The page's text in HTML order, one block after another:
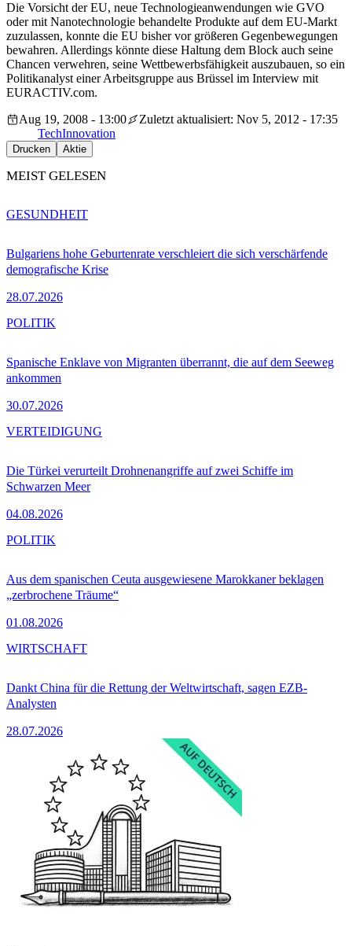
Die Vorsicht der EU, neue Technologieanwendungen wie GVO
oder mit Nanotechnologie behandelte Produkte auf dem EU-Markt
zuzulassen, konnte die EU bisher vor größeren Gegenbewegungen
bewahren. Allerdings könnte diese Haltung dem Block auch seine
Chancen verwehren, seine Wettbewerbsfähigkeit auszubauen, so ein
Politikanalyst einer Arbeitsgruppe aus Brüssel im Interview mit
EURACTIV.com.
Aug 19, 2008 - 13:00
Zuletzt aktualisiert: Nov 5, 2012 - 17:35
TechInnovation
Drucken Aktie
MEIST GELESEN
Bulgariens hohe Geburtenrate verschleiert die sich verschärfende
demografische Krise
28.07.2026
GESUNDHEIT
Spanische Enklave von Migranten überrannt, die auf dem Seeweg
ankommen
30.07.2026
POLITIK
Die Türkei verurteilt Drohnenangriffe auf zwei Schiffe im
Schwarzen Meer
04.08.2026
VERTEIDIGUNG
Aus dem spanischen Ceuta ausgewiesene Marokkaner beklagen
„zerbrochene Träume“
01.08.2026
POLITIK
Dankt China für die Rettung der Weltwirtschaft, sagen EZB-
Analysten
28.07.2026
WIRTSCHAFT